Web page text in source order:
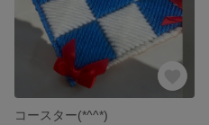
コースター(*^^*)